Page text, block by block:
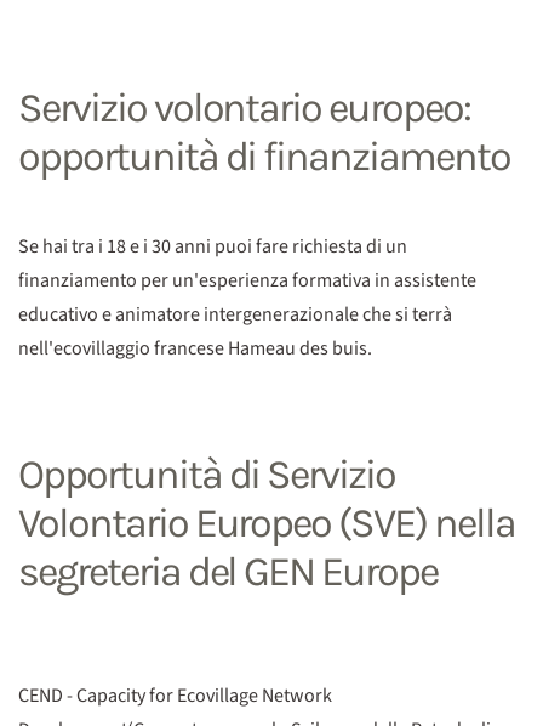
Servizio volontario europeo:
opportunità di finanziamento
Se hai tra i 18 e i 30 anni puoi fare richiesta di un
finanziamento per un'esperienza formativa in assistente
educativo e animatore intergenerazionale che si terrà
nell'ecovillaggio francese Hameau des buis.
Opportunità di Servizio
Volontario Europeo (SVE) nella
segreteria del GEN Europe
CEND - Capacity for Ecovillage Network